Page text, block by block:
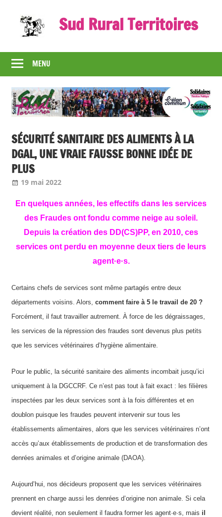
content
Sud Rural Territoires
syndicat
qui
et
qui
MENU
SÉCURITÉ SANITAIRE DES ALIMENTS À LA
DGAL, UNE VRAIE FAUSSE BONNE IDÉE DE
PLUS
19 mai 2022
En quelques années, les effectifs dans les services
des Fraudes ont fondu comme neige au soleil.
Depuis la création des DD(CS)PP, en 2010, ces
services ont perdu en moyenne deux tiers de leurs
agent·e·s.
Certains chefs de services sont même partagés entre deux
départements voisins. Alors, comment faire à 5 le travail de 20 ?
Forcément, il faut travailler autrement. À force de les dégraissages,
les services de la répression des fraudes sont devenus plus petits
que les services vétérinaires d’hygiène alimentaire.
Pour le public, la sécurité sanitaire des aliments incombait jusqu’ici
uniquement à la DGCCRF. Ce n’est pas tout à fait exact : les filières
inspectées par les deux services sont à la fois différentes et en
doublon puisque les fraudes peuvent intervenir sur tous les
établissements alimentaires, alors que les services vétérinaires n’ont
accès qu’aux établissements de production et de transformation des
denrées animales et d’origine animale (DAOA).
Aujourd’hui, nos décideurs proposent que les services vétérinaires
prennent en charge aussi les denrées d’origine non animale. Si cela
devient réalité, non seulement il faudra former les agent·e·s, mais il